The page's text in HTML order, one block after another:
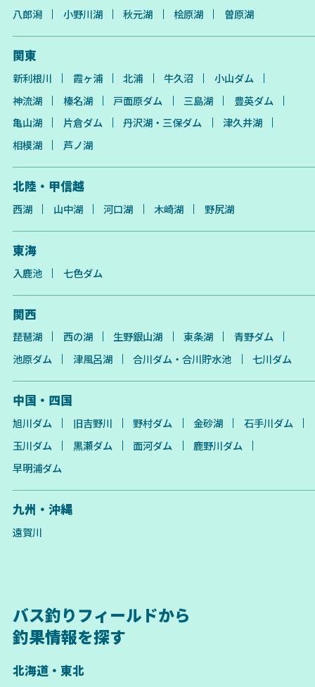
八郎潟 小野川湖 秋元湖 桧原湖 曽原湖
関東
新利根川 霞ヶ浦 北浦 牛久沼
小山ダム
神流湖
榛名湖 戸面原ダム 三島湖
豊英ダム
亀山湖
片倉ダム 丹沢湖・三保ダム
津久井湖
相模湖
芦ノ湖
北陸・甲信越
西湖 山中湖 河口湖 木崎湖 野尻湖
東海
入鹿池 七色ダム
関西
琵琶湖 西の湖 生野銀山湖 東条湖
青野ダム
池原ダム
津風呂湖 合川ダム・合川貯水池 七川ダム
中国・四国
旭川ダム 旧吉野川 野村ダム 金砂湖
石手川ダム
玉川ダム
黒瀬ダム 面河ダム
鹿野川ダム
早明浦ダム
九州・沖縄
遠賀川
バス釣りフィールドから
釣果情報を探す
北海道・東北